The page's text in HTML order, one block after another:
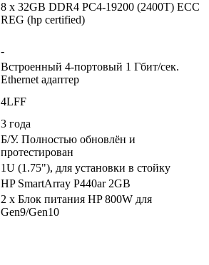
8 x 32GB DDR4 PC4-19200 (2400T) ECC
REG (hp certified)
-
Встроенный 4-портовый 1 Гбит/сек.
Ethernet адаптер
4LFF
3 года
Б/У. Полностью обновлён и
протестирован
1U (1.75"), для установки в стойку
HP SmartArray P440ar 2GB
2 x Блок питания HP 800W для
Gen9/Gen10